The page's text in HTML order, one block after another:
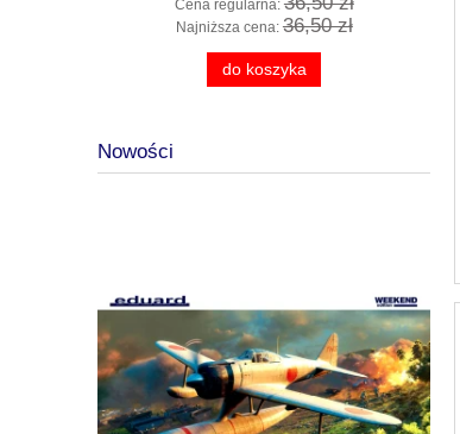
Cena regularna:
Najniższa cena: 36,50 zł
do koszyka
Nowości